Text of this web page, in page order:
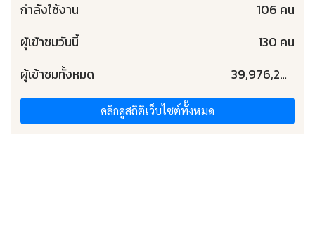
กำลังใช้งาน
106 คน
ผู้เข้าชมวันนี้
130 คน
ผู้เข้าชมทั้งหมด
39,976,203 คน
คลิกดูสถิติเว็บไซต์ทั้งหมด